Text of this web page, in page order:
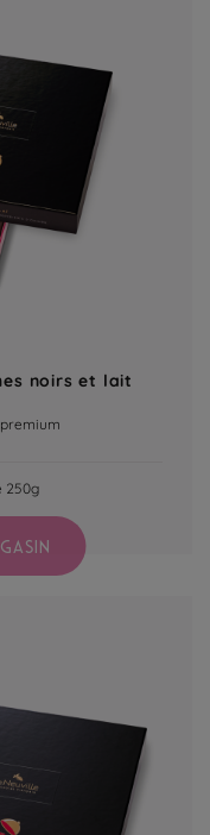
noirs et lait
250g